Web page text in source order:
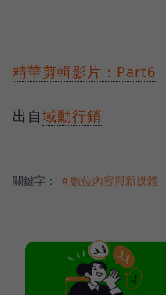
精華剪輯影片：Part6
出自域動行銷
關鍵字： ＃數位內容與新媒體